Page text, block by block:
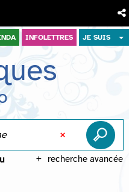
INFOLETTRES JE SUIS
recherche avancée